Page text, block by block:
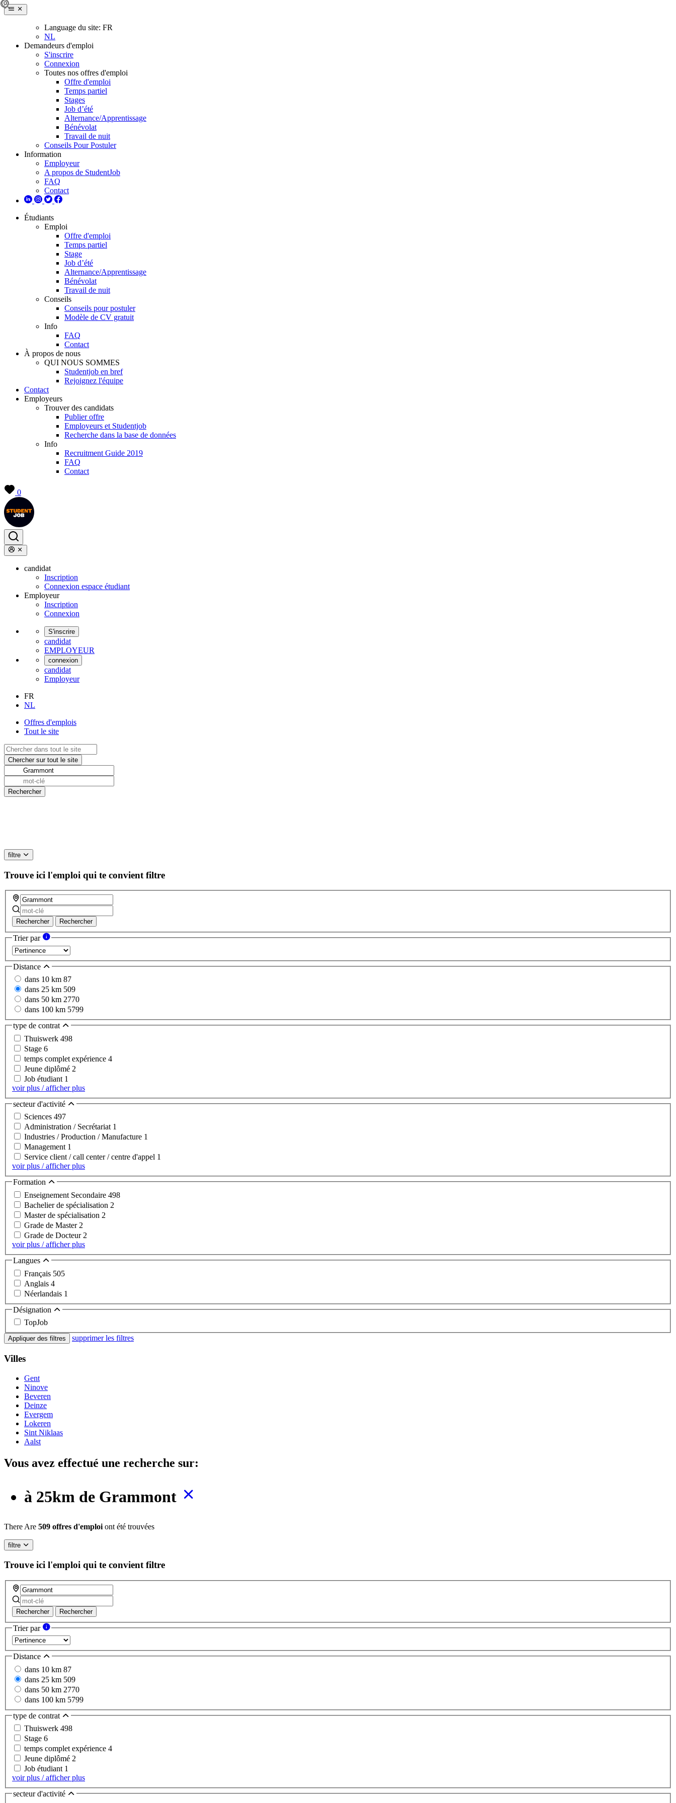
Language du site: FR
NL
Demandeurs d'emploi
S'inscrire
Connexion
Toutes nos offres d'emploi
Offre d'emploi
Temps partiel
Stages
Job d’été
Alternance/Apprentissage
Bénévolat
Travail de nuit
Conseils Pour Postuler
Information
Employeur
A propos de StudentJob
FAQ
Contact
Étudiants
Emploi
Offre d'emploi
Temps partiel
Stage
Job d’été
Alternance/Apprentissage
Bénévolat
Travail de nuit
Conseils
Conseils pour postuler
Modèle de CV gratuit
Info
FAQ
Contact
À propos de nous
QUI NOUS SOMMES
Studentjob en bref
Rejoignez l'équipe
Contact
Employeurs
Trouver des candidats
Publier offre
Employeurs et Studentjob
Recherche dans la base de données
Info
Recruitment Guide 2019
FAQ
Contact
0
candidat
Inscription
Connexion espace étudiant
Employeur
Inscription
Connexion
S'inscrire
candidat
EMPLOYEUR
connexion
candidat
Employeur
FR
NL
Offres d'emplois
Tout le site
filtre
Trouve ici l'emploi qui te convient filtre
Rechercher Rechercher
Trier par
Distance
dans 10 km 87
dans 25 km 509
dans 50 km 2770
dans 100 km 5799
type de contrat
Thuiswerk 498
Stage 6
temps complet expérience 4
Jeune diplômé 2
Job étudiant 1
voir plus / afficher plus
secteur d'activité
Sciences 497
Administration / Secrétariat 1
Industries / Production / Manufacture 1
Management 1
Service client / call center / centre d'appel 1
voir plus / afficher plus
Formation
Enseignement Secondaire 498
Bachelier de spécialisation 2
Master de spécialisation 2
Grade de Master 2
Grade de Docteur 2
voir plus / afficher plus
Langues
Français 505
Anglais 4
Néerlandais 1
Désignation
TopJob
Appliquer des filtres supprimer les filtres
Villes
Gent
Ninove
Beveren
Deinze
Evergem
Lokeren
Sint Niklaas
Aalst
Vous avez effectué une recherche sur:
à 25km de Grammont
There Are 509 offres d'emploi ont été trouvées
filtre
Trouve ici l'emploi qui te convient filtre
Rechercher Rechercher
Trier par
Distance
dans 10 km 87
dans 25 km 509
dans 50 km 2770
dans 100 km 5799
type de contrat
Thuiswerk 498
Stage 6
temps complet expérience 4
Jeune diplômé 2
Job étudiant 1
voir plus / afficher plus
secteur d'activité